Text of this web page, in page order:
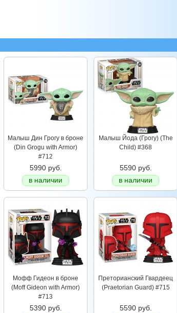
Малыш Дин Грогу в броне
(Din Grogu with Armor)
#712
5990 руб.
в наличии
Малыш Йода (Грогу) (The
Child) #368
5590 руб.
в наличии
Мофф Гидеон в броне
(Moff Gideon with Armor)
#713
5390 руб.
Преторианский Гвардеец
(Praetorian Guard) #715
5590 руб.